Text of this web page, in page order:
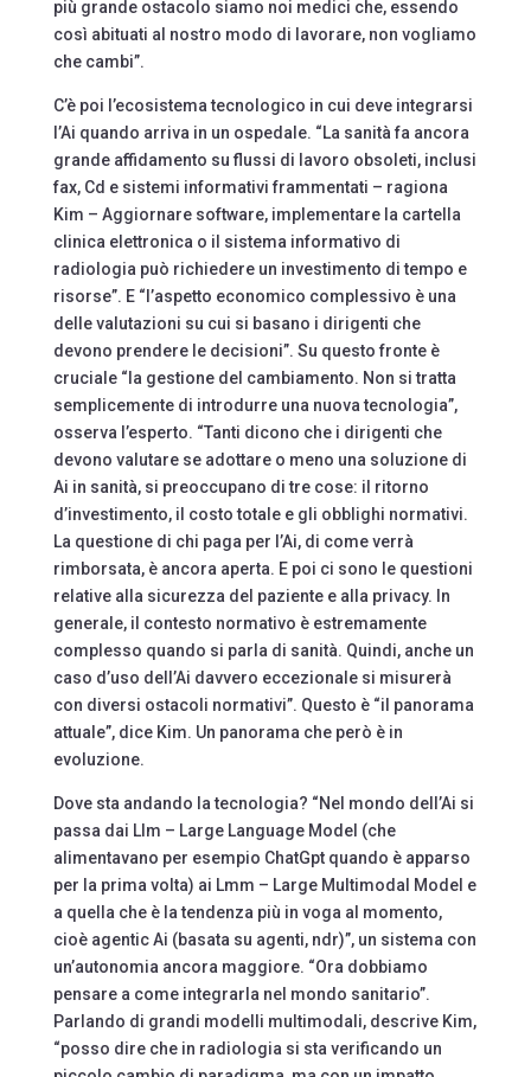
più grande ostacolo siamo noi medici che, essendo
così abituati al nostro modo di lavorare, non vogliamo
che cambi”.
C’è poi l’ecosistema tecnologico in cui deve integrarsi
l’Ai quando arriva in un ospedale. “La sanità fa ancora
grande affidamento su flussi di lavoro obsoleti, inclusi
fax, Cd e sistemi informativi frammentati – ragiona
Kim – Aggiornare software, implementare la cartella
clinica elettronica o il sistema informativo di
radiologia può richiedere un investimento di tempo e
risorse”. E “l’aspetto economico complessivo è una
delle valutazioni su cui si basano i dirigenti che
devono prendere le decisioni”. Su questo fronte è
cruciale “la gestione del cambiamento. Non si tratta
semplicemente di introdurre una nuova tecnologia”,
osserva l’esperto. “Tanti dicono che i dirigenti che
devono valutare se adottare o meno una soluzione di
Ai in sanità, si preoccupano di tre cose: il ritorno
d’investimento, il costo totale e gli obblighi normativi.
La questione di chi paga per l’Ai, di come verrà
rimborsata, è ancora aperta. E poi ci sono le questioni
relative alla sicurezza del paziente e alla privacy. In
generale, il contesto normativo è estremamente
complesso quando si parla di sanità. Quindi, anche un
caso d’uso dell’Ai davvero eccezionale si misurerà
con diversi ostacoli normativi”. Questo è “il panorama
attuale”, dice Kim. Un panorama che però è in
evoluzione.
Dove sta andando la tecnologia? “Nel mondo dell’Ai si
passa dai Llm – Large Language Model (che
alimentavano per esempio ChatGpt quando è apparso
per la prima volta) ai Lmm – Large Multimodal Model e
a quella che è la tendenza più in voga al momento,
cioè agentic Ai (basata su agenti, ndr)”, un sistema con
un’autonomia ancora maggiore. “Ora dobbiamo
pensare a come integrarla nel mondo sanitario”.
Parlando di grandi modelli multimodali, descrive Kim,
“posso dire che in radiologia si sta verificando un